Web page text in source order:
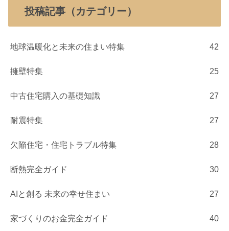
投稿記事（カテゴリー）
地球温暖化と未来の住まい特集 42
擁壁特集 25
中古住宅購入の基礎知識 27
耐震特集 27
欠陥住宅・住宅トラブル特集 28
断熱完全ガイド 30
AIと創る 未来の幸せ住まい 27
家づくりのお金完全ガイド 40